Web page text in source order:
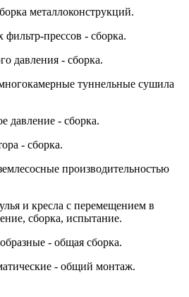
металлоконструкций.
прессов - сборка.
давления - сборка.
туннельные сушила
давление - сборка.
- сборка.
производительностью
и кресла с перемещением в
сборка, испытание.
- общая сборка.
- общий монтаж.